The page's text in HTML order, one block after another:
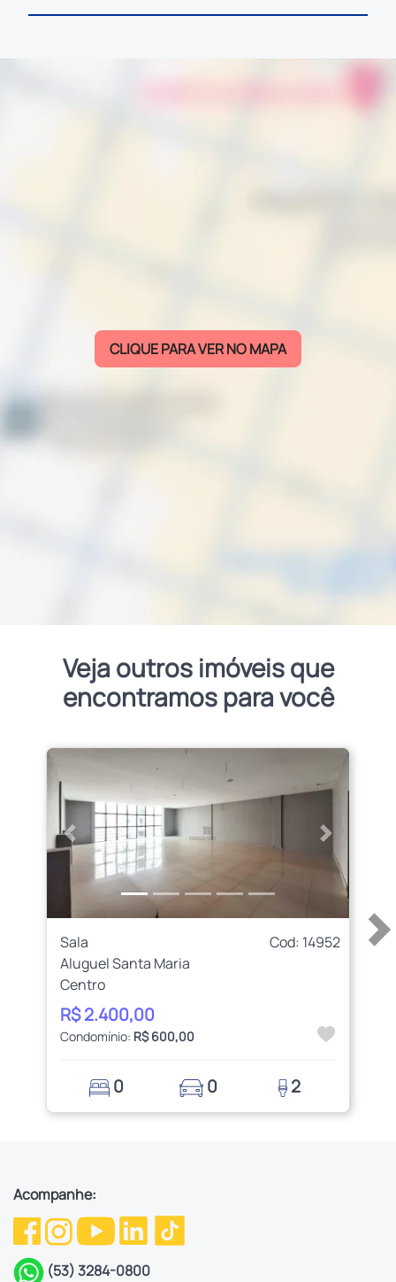
CLIQUE PARA VER NO MAPA
Veja outros imóveis que
encontramos para você
Anterior Próximo
Sala
Cod: 14952
Aluguel Santa Maria
Centro
R$ 2.400,00
Condomínio: R$ 600,00
0 0 2
Acompanhe:
(53) 3284-0800